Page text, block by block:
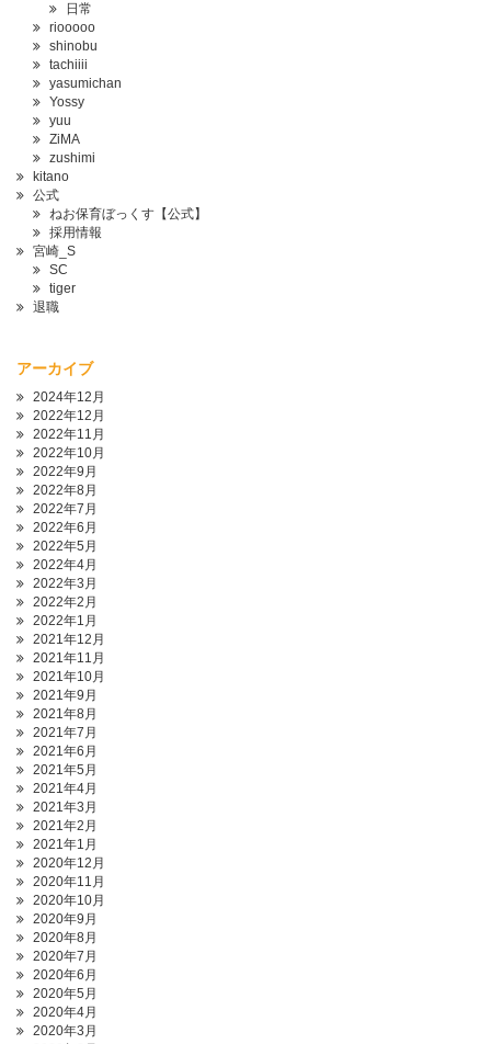
日常
riooooo
shinobu
tachiiii
yasumichan
Yossy
yuu
ZiMA
zushimi
kitano
公式
ねお保育ぼっくす【公式】
採用情報
宮崎_S
SC
tiger
退職
アーカイブ
2024年12月
2022年12月
2022年11月
2022年10月
2022年9月
2022年8月
2022年7月
2022年6月
2022年5月
2022年4月
2022年3月
2022年2月
2022年1月
2021年12月
2021年11月
2021年10月
2021年9月
2021年8月
2021年7月
2021年6月
2021年5月
2021年4月
2021年3月
2021年2月
2021年1月
2020年12月
2020年11月
2020年10月
2020年9月
2020年8月
2020年7月
2020年6月
2020年5月
2020年4月
2020年3月